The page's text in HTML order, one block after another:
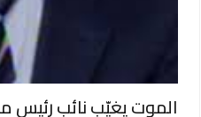
الموت يغيّب نائب رئيس